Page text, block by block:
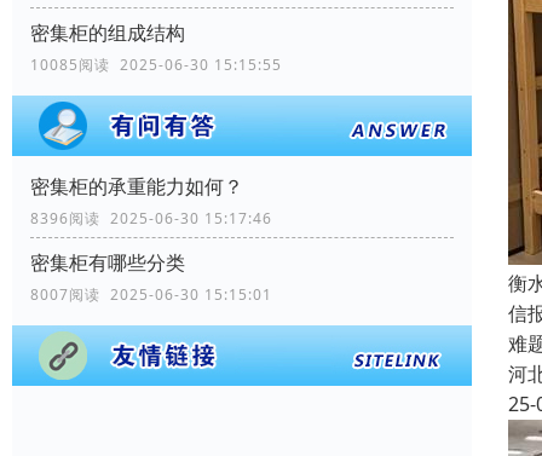
密集柜的组成结构
10085阅读 2025-06-30 15:15:55
密集柜的承重能力如何？
8396阅读 2025-06-30 15:17:46
密集柜有哪些分类
8007阅读 2025-06-30 15:15:01
衡
信
难
河
25-